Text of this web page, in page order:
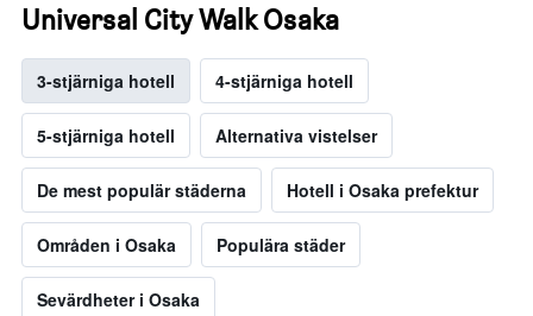
Universal City Walk Osaka
3-stjärniga hotell 4-stjärniga hotell
5-stjärniga hotell Alternativa vistelser
De mest populär städerna Hotell i Osaka prefektur
Områden i Osaka Populära städer
Sevärdheter i Osaka